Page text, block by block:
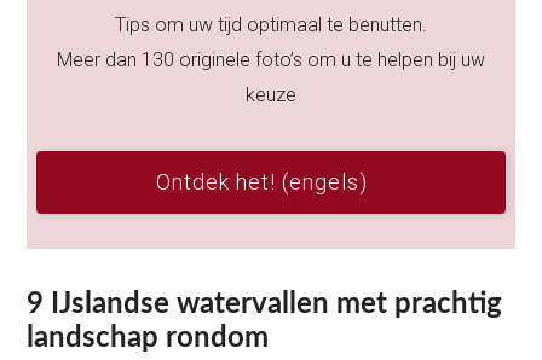
Tips om uw tijd optimaal te benutten.
Meer dan 130 originele foto’s om u te helpen bij uw
keuze
Ontdek het! (engels)
9 IJslandse watervallen met prachtig
landschap rondom